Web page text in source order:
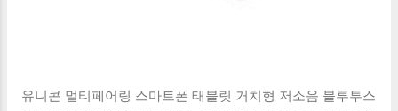
유니콘 멀티페어링 스마트폰 태블릿 거치형 저소음 블루투스